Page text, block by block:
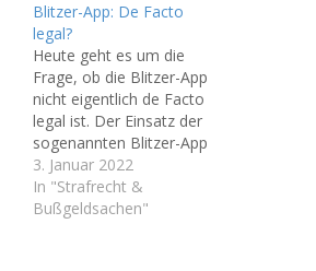
ziemlicher Knüller. Eine
Gemeinde in Hessen hat
sich privater Dienstleister
bedient, um
Geschwindigkeitsmessun
gen durchzuführen, die
so dann zu einer
Bestrafung der…
Blitzer-App: De Facto
legal?
Heute geht es um die
Frage, ob die Blitzer-App
nicht eigentlich de Facto
legal ist. Der Einsatz der
sogenannten Blitzer-App
nimmt stark zu. Dies liegt
natürlich daran, dass die
Ordnungsbehörden
3. Januar 2022
In "Strafrecht &
Bußgeldsachen"